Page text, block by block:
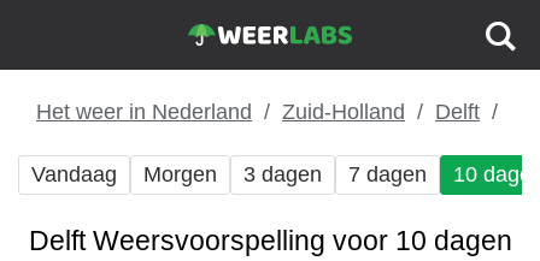
Het weer in Nederland Zuid-Holland Delft
Vandaag Morgen 3 dagen 7 dagen 10
Delft Weersvoorspelling voor 10 dagen